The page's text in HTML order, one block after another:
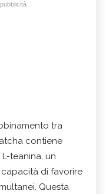
tra
contiene
teanina, un
di favorire
Questa